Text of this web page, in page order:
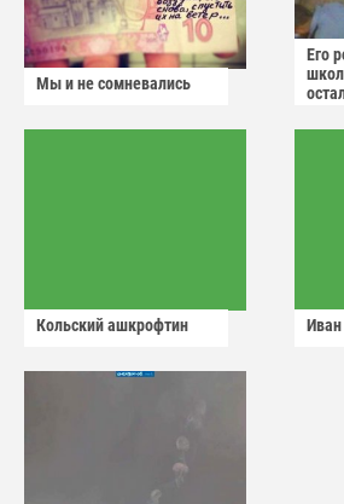
Мы и не сомневались
Его
Кольский ашкрофтин